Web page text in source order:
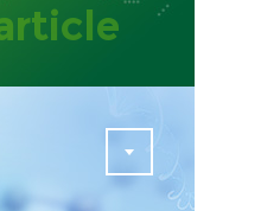
监测